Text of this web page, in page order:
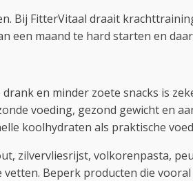
Bij FitterVitaal draait
een maand te hard starten en
en minder zoete snacks is
voeding, gezond gewicht en
koolhydraten als praktische
zilvervliesrijst, volkorenpasta,
Beperk producten die